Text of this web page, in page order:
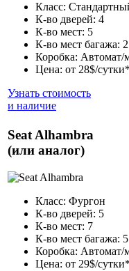
Класс:
К-во дверей: 4
К-во мест: 5
К-во мест багажа: 2
Коробка: Автомат/
Цена: от 28$/сутки*
Узнать стоимость
и наличие
Seat Alhambra
(или аналог)
Класс: Фургон
К-во дверей: 5
К-во мест: 7
К-во мест багажа: 5
Коробка: Автомат/
Цена: от 29$/сутки*